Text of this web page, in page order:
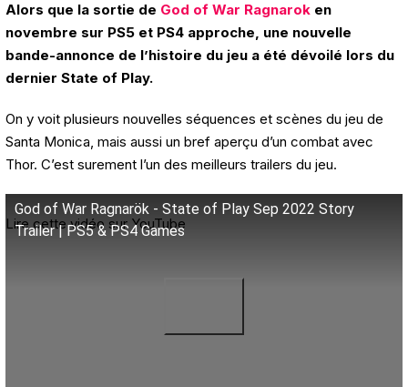
Alors que la sortie de God of War Ragnarok en
novembre sur PS5 et PS4 approche, une nouvelle
bande-annonce de l’histoire du jeu a été dévoilé lors du
dernier State of Play.
On y voit plusieurs nouvelles séquences et scènes du jeu de
Santa Monica, mais aussi un bref aperçu d’un combat avec
Thor. C’est surement l’un des meilleurs trailers du jeu.
God of War Ragnarök - State of Play Sep 2022 Story
Trailer | PS5 & PS4 Games
Lire cette vidéo sur YouTube